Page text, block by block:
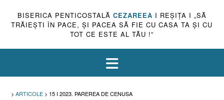
BISERICA PENTICOSTALĂ CEZAREEA I REŞIŢA I „SĂ
TRĂIEŞTI ÎN PACE, ŞI PACEA SĂ FIE CU CASA TA ŞI CU
TOT CE ESTE AL TĂU !”
> ARTICOLE > 15 I 2023. PAREREA DE CENUSA